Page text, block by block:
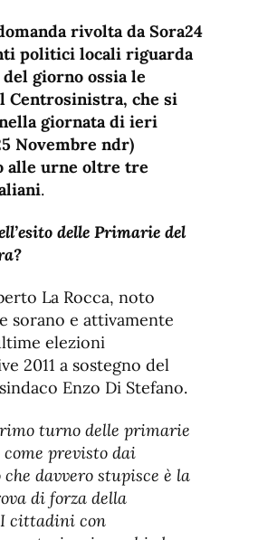
fuente
de
fuente.
rivolta da Sora24
politici locali riguarda
del giorno ossia le
Centrosinistra, che si
giornata di ieri
Novembre ndr)
alle urne oltre tre
.
delle Primarie del
La Rocca, noto
sorano e attivamente
elezioni
2011 a sostegno del
Enzo Di Stefano.
turno delle primarie
come previsto dai
che davvero stupisce è la
di forza della
cittadini con